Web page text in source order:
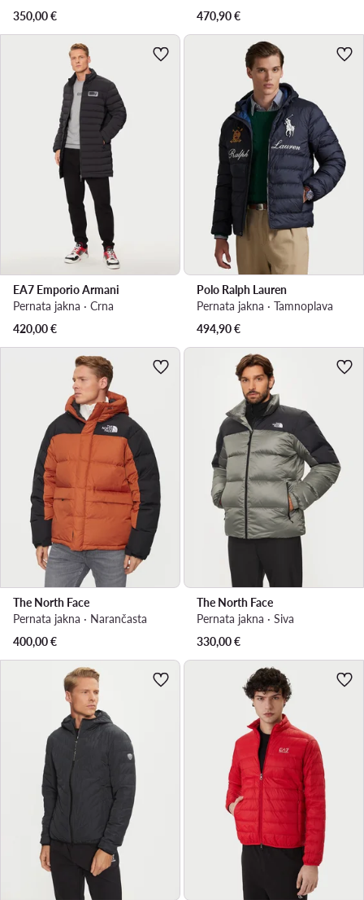
350,00€
470,90€
EA7 Emporio Armani
Pernata jakna · Crna
420,00€
Polo Ralph Lauren
Pernata jakna · Tamnoplava
494,90€
The North Face
Pernata jakna · Narančasta
400,00€
The North Face
Pernata jakna · Siva
330,00€